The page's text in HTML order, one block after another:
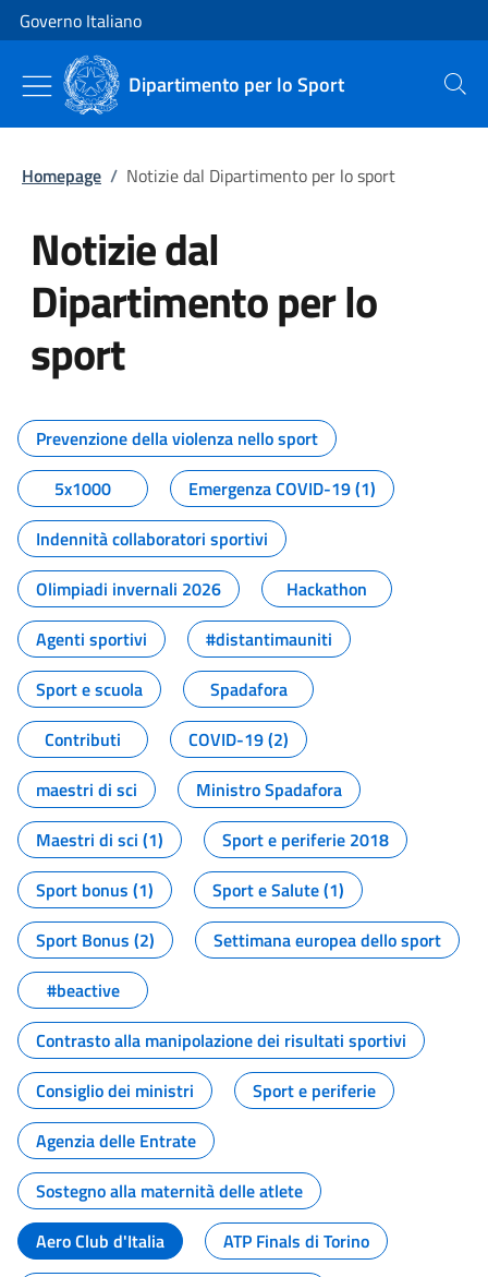
Vai al contenuto
Vai alla navigazione del sito
Governo Italiano
Dipartimento per lo Sport Cerca
Homepage / Notizie dal Dipartimento per lo sport
Notizie dal
Dipartimento per lo
sport
Tutti i contenuti della pagina
Prevenzione della violenza nello sport
5x1000
Emergenza COVID-19 (1)
Indennità collaboratori sportivi
Olimpiadi invernali 2026
Hackathon
Agenti sportivi
#distantimauniti
Sport e scuola
Spadafora
Contributi
COVID-19 (2)
maestri di sci
Ministro Spadafora
Maestri di sci (1)
Sport e periferie 2018
Sport bonus (1)
Sport e Salute (1)
Sport Bonus (2)
Settimana europea dello sport
#beactive
Contrasto alla manipolazione dei risultati sportivi
Consiglio dei ministri
Sport e periferie
Agenzia delle Entrate
Sostegno alla maternità delle atlete
Aero Club d'Italia
ATP Finals di Torino